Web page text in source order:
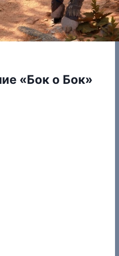
«Бок о Бок»